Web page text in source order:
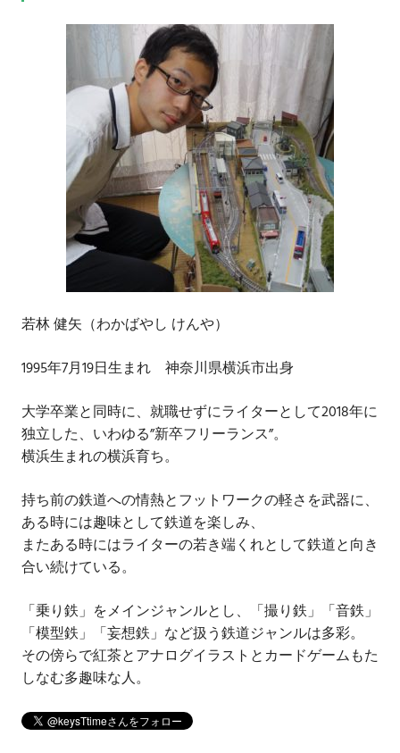
若林 健矢（わかばやし けんや）
1995年7月19日生まれ 神奈川県横浜市出身
大学卒業と同時に、就職せずにライターとして2018年に
独立した、いわゆる”新卒フリーランス”。
横浜生まれの横浜育ち。
持ち前の鉄道への情熱とフットワークの軽さを武器に、
ある時には趣味として鉄道を楽しみ、
またある時にはライターの若き端くれとして鉄道と向き
合い続けている。
「乗り鉄」をメインジャンルとし、「撮り鉄」「音鉄」
「模型鉄」「妄想鉄」など扱う鉄道ジャンルは多彩。
その傍らで紅茶とアナログイラストとカードゲームもた
しなむ多趣味な人。